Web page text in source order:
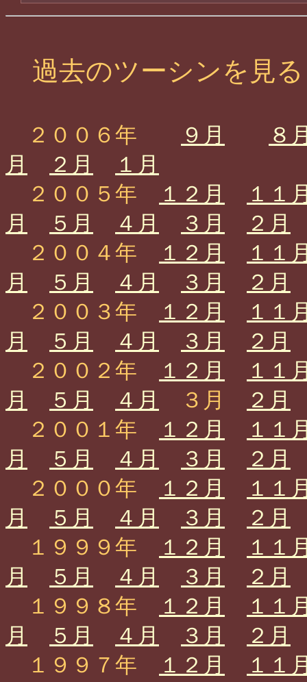
過去のツーシンを見る
２００６年 ９月
８
月
２月
１月
２００５年
１２月
１１
月
５月 ４月 ３月
２月
２００４年
１２月
１１
月
５月 ４月 ３月
２月
２００３年
１２月
１１
月
５月 ４月 ３月
２月
２００２年
１２月
１１
月
５月 ４月 ３月
２月
２００１年
１２月
１１
月
５月 ４月 ３月
２月
２０００年
１２月
１１
月
５月 ４月 ３月
２月
１９９９年
１２月
１１
月
５月 ４月 ３月
２月
１９９８年
１２月
１１
月
５月 ４月 ３月
２月
１９９７年
１２月
１１